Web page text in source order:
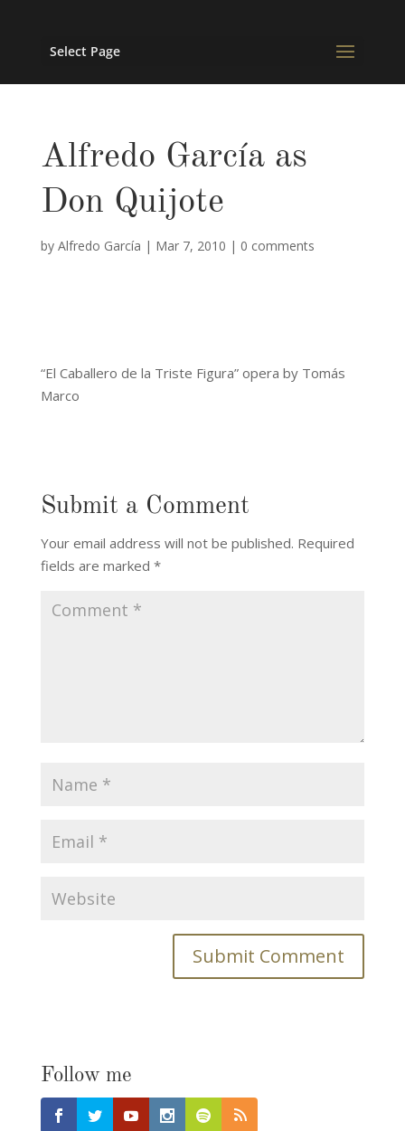
Select Page
Alfredo García as
Don Quijote
by Alfredo García | Mar 7, 2010 | 0 comments
“El Caballero de la Triste Figura” opera by Tomás
Marco
Submit a Comment
Your email address will not be published. Required
fields are marked *
Follow me